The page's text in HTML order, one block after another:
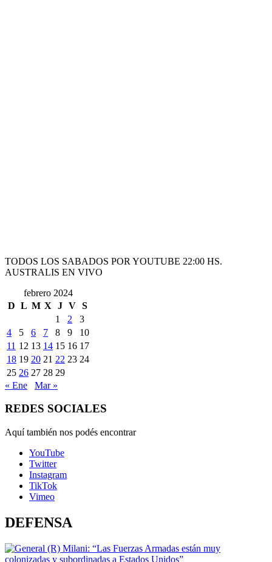
TODOS LOS SABADOS POR YOUTUBE 22:00 HS.
AUSTRALIS EN VIVO
febrero 2024
D L M X J V S
1
2
3
4
5 6 7 8 9
10
11 12 13 14 15 16 17
18 19 20 21 22 23 24
25 26 27 28 29
« Ene
Mar »
REDES SOCIALES
Aquí también nos podés encontrar
YouTube
Twitter
Instagram
TikTok
Vimeo
DEFENSA